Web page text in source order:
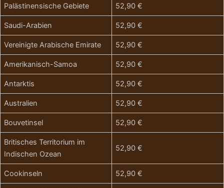
Palästinensische Gebiete 52,90 €
Saudi-Arabien 52,90 €
Vereinigte Arabische Emirate 52,90 €
Amerikanisch-Samoa 52,90 €
Antarktis 52,90 €
Australien 52,90 €
Bouvetinsel 52,90 €
Britisches Territorium im
Indischen Ozean
52,90 €
Cookinseln 52,90 €